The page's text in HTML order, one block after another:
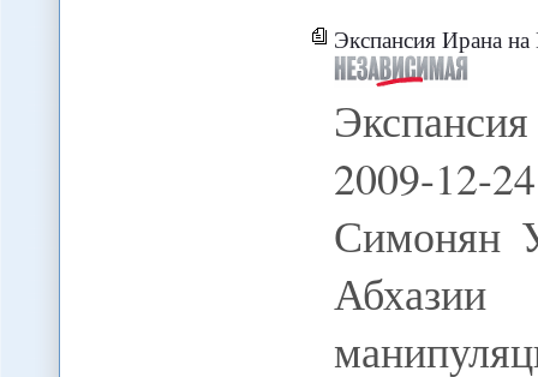
Экспансия Ирана на Южном
2009-12-
Симонян